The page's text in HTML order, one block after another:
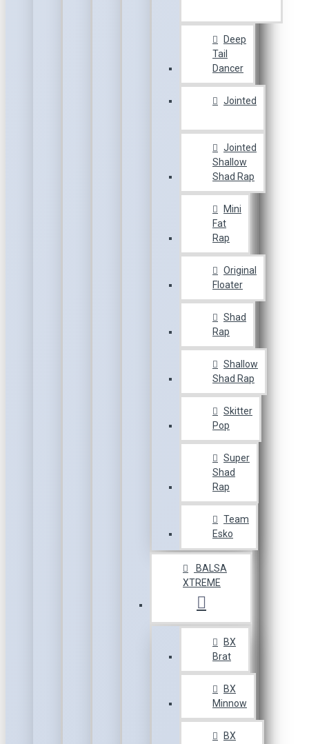
Deep
Tail
Dancer
Jointed
Jointed
Shallow
Shad Rap
Mini
Fat
Rap
Original
Floater
Shad
Rap
Shallow
Shad Rap
Skitter
Pop
Super
Shad
Rap
Team
Esko
BALSA
XTREME
BX
Brat
BX
Minnow
BX